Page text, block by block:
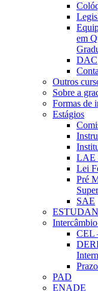
em
DAC
Outros
Sobre a
Formas de
Estágios
LAE
Lei
Pré
SAE
CEL
PAD
ENADE